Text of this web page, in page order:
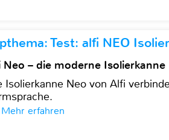
Test: alfi NEO
Neo – die moderne Isolierkanne
Isolierkanne Neo von Alfi
erfahren